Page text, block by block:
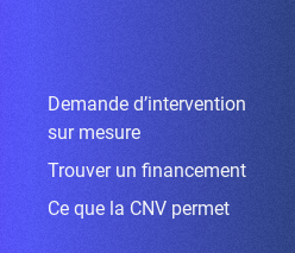
Demande d’intervention
sur mesure
Trouver un financement
Ce que la CNV permet